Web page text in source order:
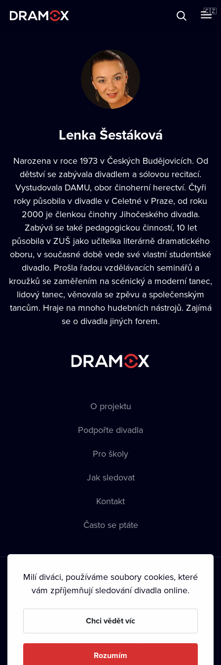
🇨🇿
Lenka Šestáková
Narozena v roce 1973 v Českých Budějovicích. Od
dětství se zabývala divadlem a sólovou recitací.
Vystudovala DAMU, obor činoherní herectví. Čtyři
roky působila v divadle v Celetné v Praze, od roku
2000 je členkou činohry Jihočeského divadla.
Zabývá se také pedagogickou činností, 10 let
působila v ZUŠ jako učitelka literárně dramatického
oboru, v současné době vede své vlastní studentské
divadlo. Prošla řadou vzdělávacích seminářů a
kroužků se zaměřením na scénický a moderní tanec,
lidový tanec, věnovala se zpěvu a společenským
tancům. Hraje na mnoho hudebních nástrojů. Zajímá
se o divadla jiných forem.
O projektu
Podpořte divadla
Pro školy
Jak sledovat
Kontakt
Často se ptáte
Podmínky používání • Ochrana soukromí • Zásady používání
• Autorská práva•
Milí diváci, používáme soubory cookies, které
vám zpříjemňují sledování divadla online.
Chci vědět víc
Rozumím